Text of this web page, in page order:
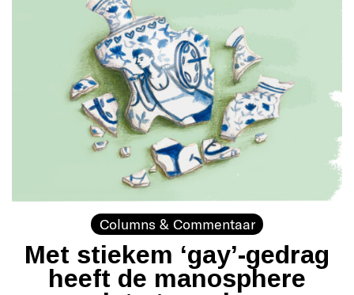
Columns & Commentaar
Met stiekem ‘gay’-gedrag
heeft de manosphere